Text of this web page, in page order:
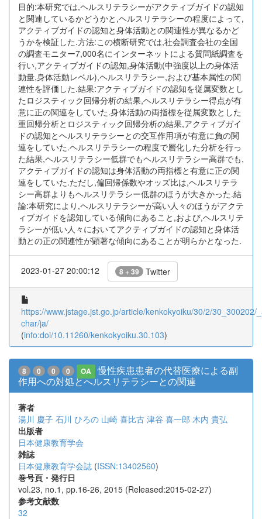
目的:本研究では,ヘルスリテラシーがアクティブガイドの認知
と関連しているかどうかと,ヘルスリテラシーの程度によって,
アクティブガイドの認知と身体活動との関連性が異なるかど
うかを検証した.方法:この横断研究では,社会調査会社の全国
の調査モニター7,000名にインターネットによる質問紙調査を
行い,アクティブガイドの認知,身体活動(中強度以上の身体活
動量,身体活動レベル),ヘルスリテラシー,および基本属性の関
連性を評価した.結果:アクティブガイドの認知を従属変数とし
たロジスティック回帰分析の結果,ヘルスリテラシー得点が有
意に正の関連をしていた.身体活動の両指標を従属変数とした
重回帰分析とロジスティック回帰分析の結果,アクティブガイ
ドの認知とヘルスリテラシーとの交互作用項が有意に負の関
連をしていた.ヘルスリテラシーの程度で層化した分析を行っ
た結果,ヘルスリテラシー低群でもヘルスリテラシー高群でも,
アクティブガイドの認知は身体活動の両指標と有意に正の関
連をしていた.ただし,偏回帰係数やオッズ比は,ヘルスリテラ
シー高群よりもヘルスリテラシー低群のほうが大きかった.結
論:本研究により,ヘルスリテラシーが高い人々のほうがアクテ
ィブガイドを認知している傾向にあること,および,ヘルスリテ
ラシーが低い人々においてアクティブガイドの認知と身体活
動との正の関連性が顕著な傾向にあることが明らかとなった.
2023-01-27 20:00:12 8 + 39 Twitter
https://www.jstage.jst.go.jp/article/kenkokyoiku/30/2/30_300202/
char/ja/
(info:doi/10.11260/kenkokyoiku.30.103)
8 0 0 0 OA
慢性疾患患者の代替医療による副
作用への対処とへルスリテラシーとの関連
著者
湯川 慶子 石川 ひろの 山崎 喜比古 津谷 喜一郎 木内 貴弘
出版者
日本健康教育学会
雑誌
日本健康教育学会誌 (ISSN:13402560)
巻号頁・発行日
vol.23, no.1, pp.16-26, 2015 (Released:2015-02-27)
参考文献数
32